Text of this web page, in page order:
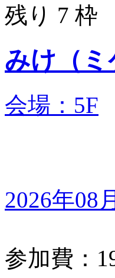
残り 7 枠
みけ
会場：5F
2026年08
参加費：